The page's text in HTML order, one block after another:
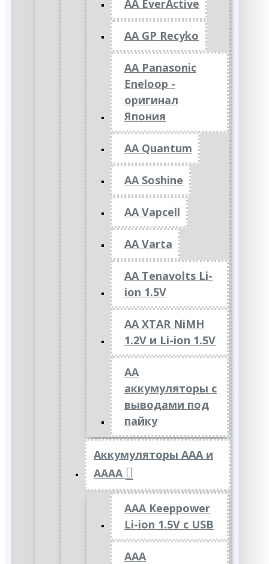
AA EverActive
AA GP Recyko
AA Panasonic
Eneloop -
оригинал
Япония
AA Quantum
AA Soshine
AA Vapcell
AA Varta
AA Tenavolts Li-
ion 1.5V
AA XTAR NiMH
1.2V и Li-ion 1.5V
АА
аккумуляторы с
выводами под
пайку
Аккумуляторы ААА и
АААА
AAA Keeppower
Li-ion 1.5V с USB
ААА